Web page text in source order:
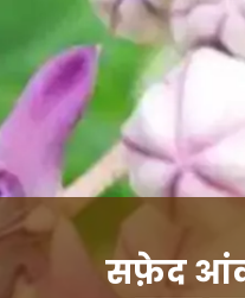
सफ़ेद